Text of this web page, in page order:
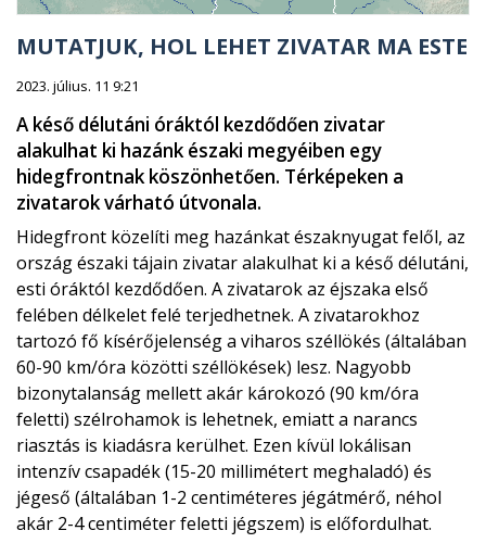
MUTATJUK, HOL LEHET ZIVATAR MA ESTE
2023. július. 11 9:21
A késő délutáni óráktól kezdődően zivatar
alakulhat ki hazánk északi megyéiben egy
hidegfrontnak köszönhetően. Térképeken a
zivatarok várható útvonala.
Hidegfront közelíti meg hazánkat északnyugat felől, az
ország északi tájain zivatar alakulhat ki a késő délutáni,
esti óráktól kezdődően. A zivatarok az éjszaka első
felében délkelet felé terjedhetnek. A zivatarokhoz
tartozó fő kísérőjelenség a viharos széllökés (általában
60-90 km/óra közötti széllökések) lesz. Nagyobb
bizonytalanság mellett akár károkozó (90 km/óra
feletti) szélrohamok is lehetnek, emiatt a narancs
riasztás is kiadásra kerülhet. Ezen kívül lokálisan
intenzív csapadék (15-20 millimétert meghaladó) és
jégeső (általában 1-2 centiméteres jégátmérő, néhol
akár 2-4 centiméter feletti jégszem) is előfordulhat.